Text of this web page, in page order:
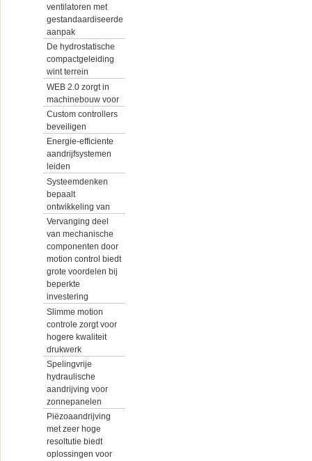
ventilatoren met
gestandaardiseerde
aanpak
De hydrostatische
compactgeleiding
wint terrein
WEB 2.0 zorgt in
machinebouw voor
Custom controllers
beveiligen
Energie-efficiente
aandrijfsystemen
leiden
Systeemdenken
bepaalt
ontwikkeling van
Vervanging deel
van mechanische
componenten door
motion control biedt
grote voordelen bij
beperkte
investering
Slimme motion
controle zorgt voor
hogere kwaliteit
drukwerk
Spelingvrije
hydraulische
aandrijving voor
zonnepanelen
Piëzoaandrijving
met zeer hoge
resoltutie biedt
oplossingen voor